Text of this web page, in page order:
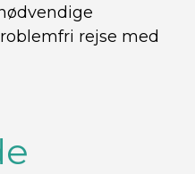
rejse med